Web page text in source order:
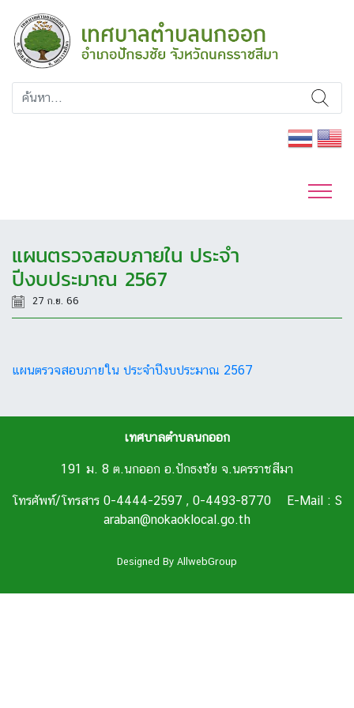
แผนตรวจสอบภายใน ประจำ
ปีงบประมาณ 2567
27 ก.ย. 66
แผนตรวจสอบภายใน ประจำปีงบประมาณ 2567
เทศบาลตำบลนกออก
191 ม. 8 ต.นกออก อ.ปักธงชัย จ.นครราชสีมา
โทรศัพท์/โทรสาร 0-4444-2597 , 0-4493-8770 E-Mail : S
araban@nokaoklocal.go.th
Designed By AllwebGroup